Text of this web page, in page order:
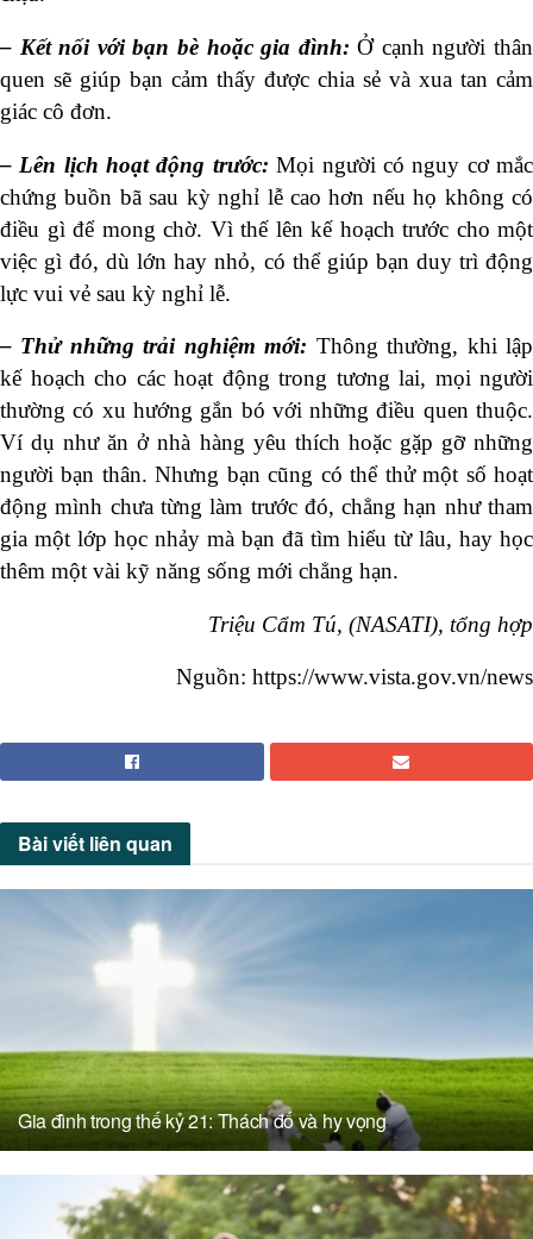
– Kết nối với bạn bè hoặc gia đình: Ở cạnh người thân
quen sẽ giúp bạn cảm thấy được chia sẻ và xua tan cảm
giác cô đơn.
– Lên lịch hoạt động trước:Mọi người có nguy cơ mắc
chứng buồn bã sau kỳ nghỉ lễ cao hơn nếu họ không có
điều gì để mong chờ. Vì thế lên kế hoạch trước cho một
việc gì đó, dù lớn hay nhỏ, có thể giúp bạn duy trì động
lực vui vẻ sau kỳ nghỉ lễ.
– Thử những trải nghiệm mới: Thông thường, khi lập
kế hoạch cho các hoạt động trong tương lai, mọi người
thường có xu hướng gắn bó với những điều quen thuộc.
Ví dụ như ăn ở nhà hàng yêu thích hoặc gặp gỡ những
người bạn thân. Nhưng bạn cũng có thể thử một số hoạt
động mình chưa từng làm trước đó, chẳng hạn như tham
gia một lớp học nhảy mà bạn đã tìm hiểu từ lâu, hay học
thêm một vài kỹ năng sống mới chẳng hạn.
Triệu Cẩm Tú, (NASATI), tổng hợp
Nguồn: https://www.vista.gov.vn/news
Bài viết liên quan
Gia đình trong thế kỷ 21: Thách đố và hy vọng